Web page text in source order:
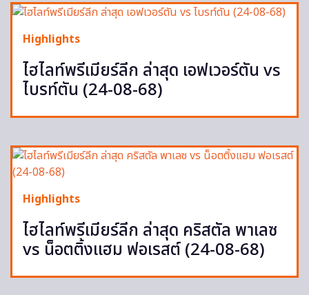
Highlights
ไฮไลท์พรีเมียร์ลีก ล่าสุด เอฟเวอร์ตัน vs
ไบรท์ตัน (24-08-68)
Highlights
ไฮไลท์พรีเมียร์ลีก ล่าสุด คริสตัล พาเลซ
vs น็อตติ้งแฮม ฟอเรสต์ (24-08-68)